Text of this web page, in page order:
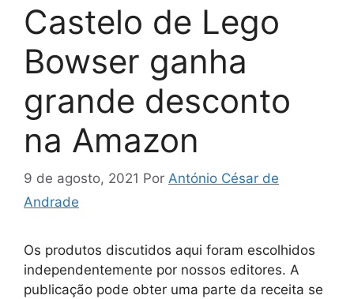
Castelo de Lego
Bowser ganha
grande desconto
na Amazon
9 de agosto, 2021 Por António César de
Andrade
Os produtos discutidos aqui foram escolhidos
independentemente por nossos editores. A
publicação pode obter uma parte da receita se